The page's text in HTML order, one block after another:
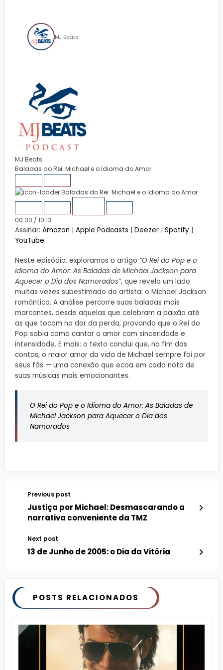
MJ Beats
MJ Beats
Baladas do Rei: Michael e o Idioma do Amor
Reproduzir
episódio
Pausar
episódio
00:00 / 10:13
Assinar: Amazon | Apple Podcasts | Deezer | Spotify |
YouTube
Neste episódio, exploramos o artigo “O Rei do Pop e o
Idioma do Amor: As Baladas de Michael Jackson para
Aquecer o Dia dos Namorados”, que revela um lado
muitas vezes subestimado do artista: o Michael Jackson
romântico. A análise percorre suas baladas mais
marcantes, desde aquelas que celebram a paixão até
as que tocam na dor da perda, provando que o Rei do
Pop sabia como cantar o amor com sinceridade e
intensidade. E mais: o texto conclui que, no fim das
contas, o maior amor da vida de Michael sempre foi por
seus fãs — uma conexão que ecoa em cada nota de
suas músicas mais emocionantes.
O Rei do Pop e o Idioma do Amor: As Baladas de
Michael Jackson para Aquecer o Dia dos
Namorados
Previous post
Justiça por Michael: Desmascarando a
narrativa conveniente da TMZ
Next post
13 de Junho de 2005: o Dia da Vitória
POSTS RELACIONADOS